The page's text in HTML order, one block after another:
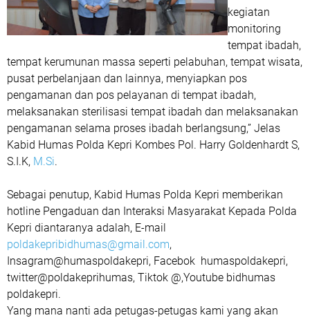
kegiatan
monitoring
tempat ibadah,
tempat kerumunan massa seperti pelabuhan, tempat wisata,
pusat perbelanjaan dan lainnya, menyiapkan pos
pengamanan dan pos pelayanan di tempat ibadah,
melaksanakan sterilisasi tempat ibadah dan melaksanakan
pengamanan selama proses ibadah berlangsung,” Jelas
Kabid Humas Polda Kepri Kombes Pol. Harry Goldenhardt S,
S.I.K, M.Si.
Sebagai penutup, Kabid Humas Polda Kepri memberikan
hotline Pengaduan dan Interaksi Masyarakat Kepada Polda
Kepri diantaranya adalah, E-mail
poldakepribidhumas@gmail.com,
Insagram@humaspoldakepri, Facebok humaspoldakepri,
twitter@poldakeprihumas, Tiktok @,Youtube bidhumas
poldakepri.
Yang mana nanti ada petugas-petugas kami yang akan